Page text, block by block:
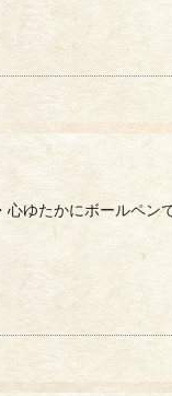
ゆたかにボールペ